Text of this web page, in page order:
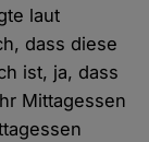
laut
dass diese
ist, ja, dass
Mittagessen